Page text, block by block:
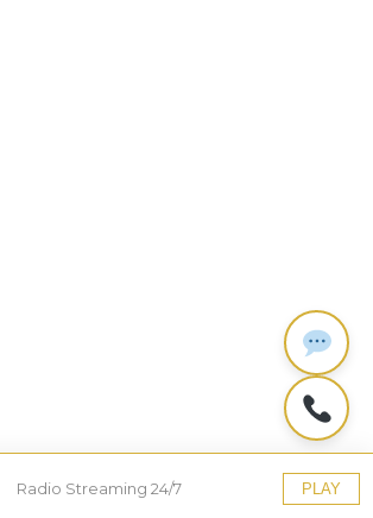
Radio Streaming 24/7 PLAY